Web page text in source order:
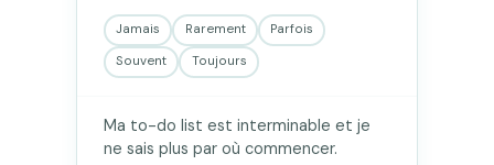
Jamais Rarement
Parfois
Souvent
Toujours
Ma to-do list est interminable et je
ne sais plus par où commencer.